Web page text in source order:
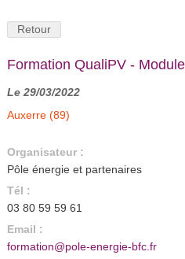
Retour
Formation QualiPV -
Le 29/03/2022
Auxerre (89)
Organisateur :
Pôle énergie et partenaires
Tél :
03 80 59 59 61
Email :
formation@pole-energie-bfc.fr